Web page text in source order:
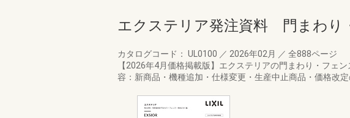
エクステリア発注資料 門まわり
カタログコード： UL0100 ／ 2026年02月 ／ 全888ページ
【2026年4月価格掲載版】エクステリアの門まわり・フェ
容：新商品・機種追加・仕様変更・生産中止商品・価格改